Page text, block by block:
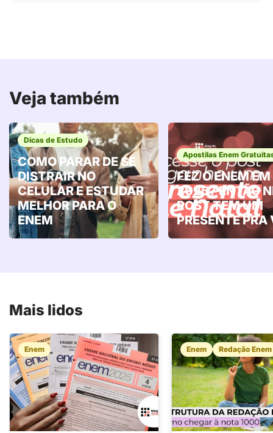
Veja também
Dicas de Estudo
COMO PARAR DE SE
DISTRAIR NO
CELULAR E ESTUDAR
MELHOR PARA O
ENEM
Apostilas Enem
FEZ O ENEM EM
2025? ENTÃO
POST TEM UM
PRESENTE PRA
Mais lidos
Enem Enem Redação Enem